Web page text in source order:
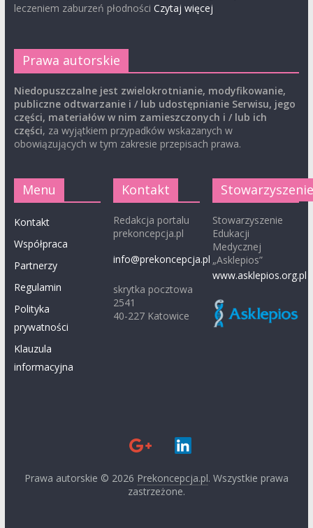
leczeniem zaburzeń płodności Czytaj więcej
Prawa autorskie
Niedopuszczalne jest zwielokrotnianie, modyfikowanie,
publiczne odtwarzanie i / lub udostępnianie Serwisu, jego
części, materiałów w nim zamieszczonych i / lub ich
części, za wyjątkiem przypadków wskazanych w
obowiązujących w tym zakresie przepisach prawa.
Menu
Kontakt
Współpraca
Partnerzy
Regulamin
Polityka
prywatności
Klauzula
informacyjna
Kontakt
Redakcja portalu
prekoncepcja.pl
info@prekoncepcja.pl
skrytka pocztowa
2541
40-227 Katowice
Stowarzyszenie
Edukacji
Medycznej
„Asklepios”
www.asklepios.org.pl
Prawa autorskie © 2026 Prekoncepcja.pl. Wszystkie prawa
zastrzeżone.